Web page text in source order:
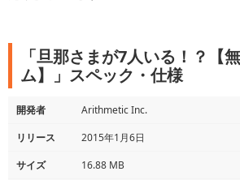
「旦那さまが7人いる！？【
ム】」スペック・仕様
開発者
Arithmetic Inc.
リリース
2015年1月6日
サイズ
16.88 MB